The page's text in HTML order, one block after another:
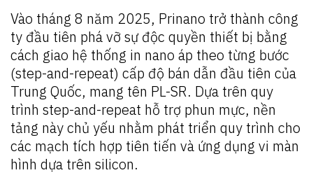
Vào tháng 8 năm 2025, Prinano trở thành công
ty đầu tiên phá vỡ sự độc quyền thiết bị bằng
cách giao hệ thống in nano áp theo từng bước
(step-and-repeat) cấp độ bán dẫn đầu tiên của
Trung Quốc, mang tên PL-SR. Dựa trên quy
trình step-and-repeat hỗ trợ phun mực, nền
tảng này chủ yếu nhằm phát triển quy trình cho
các mạch tích hợp tiên tiến và ứng dụng vi màn
hình dựa trên silicon.